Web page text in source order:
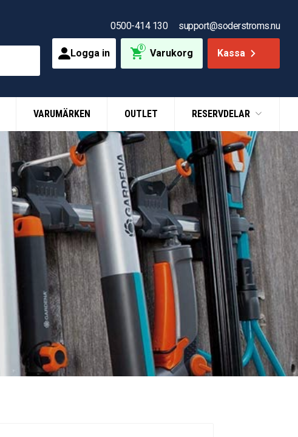
0500-414 130 support@soderstroms.nu
Logga in 0 Varukorg Kassa
VARUMÄRKEN OUTLET RESERVDELAR